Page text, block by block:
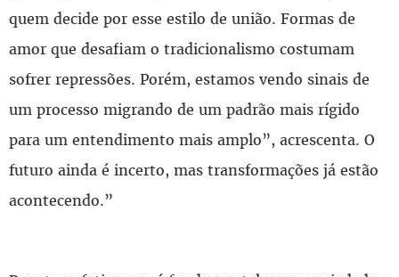
quem decide por esse estilo de união. Formas de
amor que desafiam o tradicionalismo costumam
sofrer repressões. Porém, estamos vendo sinais de
um processo migrando de um padrão mais rígido
para um entendimento mais amplo”, acrescenta. O
futuro ainda é incerto, mas transformações já estão
acontecendo.”